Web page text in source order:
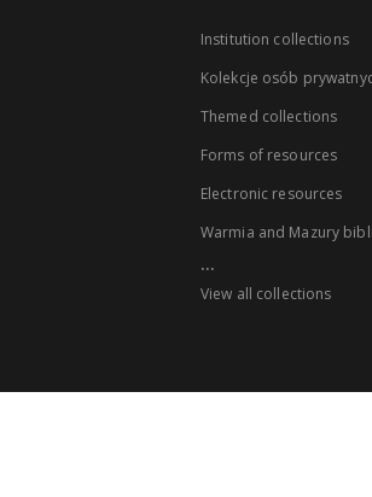
Institution collections
Kolekcje osób
Themed collections
Forms of resources
Electronic resources
Warmia and Mazury
...
View all collections